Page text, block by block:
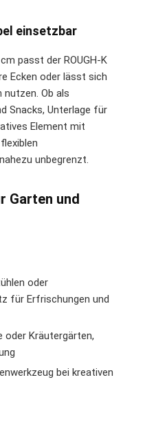
einsetzbar
passt der ROUGH-K
Ecken oder lässt sich
nutzen. Ob als
Snacks, Unterlage für
Element mit
unbegrenzt.
Garten und
oder
für Erfrischungen und
Kräutergärten,
bei kreativen